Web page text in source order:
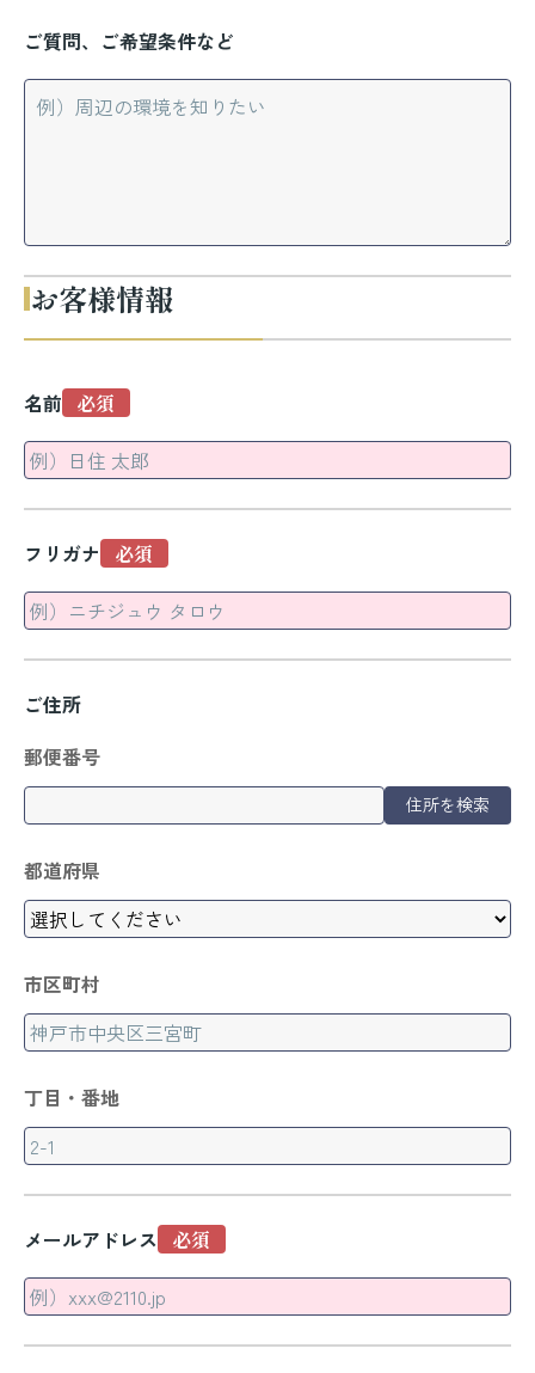
ご質問、ご希望条件など
お客様情報
名前
フリガナ
ご住所
郵便番号
住所を検索
都道府県
市区町村
丁目・番地
メールアドレス